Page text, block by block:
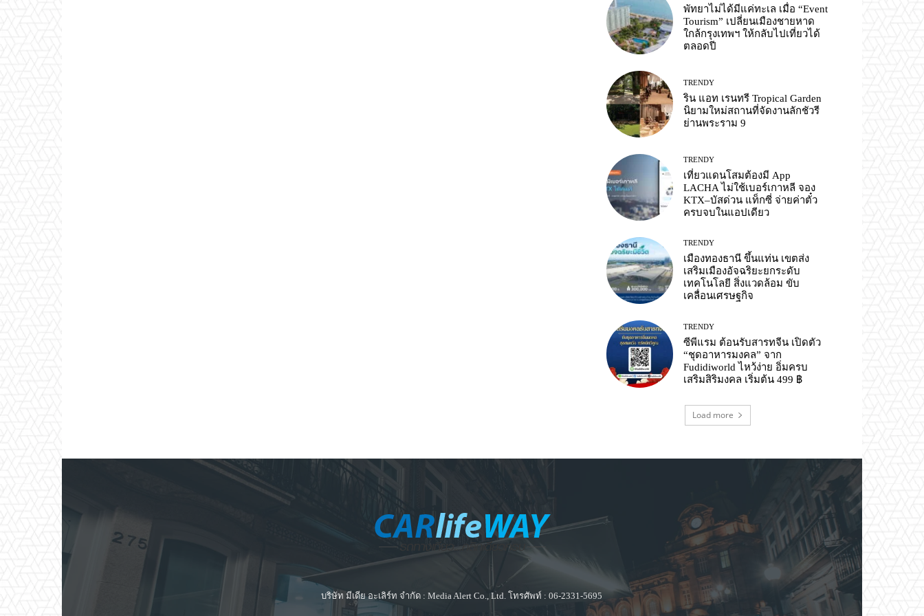
พัทยาไม่ได้มีแค่ทะเล เมื่อ “Event
Tourism” เปลี่ยนเมืองชายหาด
ใกล้กรุงเทพฯ ให้กลับไปเที่ยวได้
ตลอดปี
TRENDY
ริน แอท เรนทรี Tropical Garden
นิยามใหม่สถานที่จัดงานลักชัวรี
ย่านพระราม 9
TRENDY
เที่ยวแดนโสมต้องมี App
LACHA ไม่ใช้เบอร์เกาหลี จอง
KTX–บัสด่วน แท็กซี่ จ่ายค่าตั๋ว
ครบจบในแอปเดียว
TRENDY
เมืองทองธานี ขึ้นแท่น เขตส่ง
เสริมเมืองอัจฉริยะยกระดับ
เทคโนโลยี สิ่งแวดล้อม ขับ
เคลื่อนเศรษฐกิจ
TRENDY
ซีพีแรม ต้อนรับสารทจีน เปิดตัว
“ชุดอาหารมงคล” จาก
Fudidiworld ไหว้ง่าย อิ่มครบ
เสริมสิริมงคล เริ่มต้น 499 ฿
Load more
บริษัท มีเดีย อะเลิร์ท จำกัด : Media Alert Co., Ltd. โทรศัพท์ : 06-2331-5695